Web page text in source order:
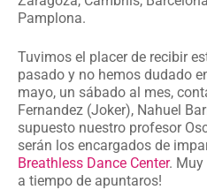
Pamplona.
Tuvimos el placer de recibir
pasado y no hemos dudado
mayo, un sábado al mes,
Fernandez (Joker), Nahuel
supuesto nuestro profesor
serán los encargados de
Breathless Dance Center. Muy
a tiempo de apuntaros!